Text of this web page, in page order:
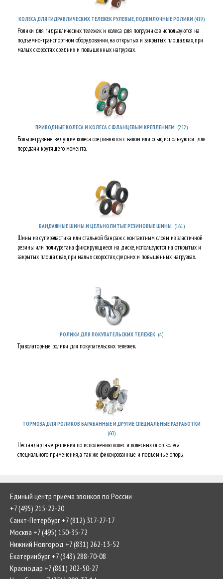
КОЛЕСА ДЛЯ ГИДРАВЛИЧЕСКИХ ТЕЛЕЖЕК РУЛЕВЫЕ, ПОДВИЛОЧНЫЕ РОЛИКИ (419)
Ролики для гидравлических тележек и колеса для погрузчиков используются на
подъемно-транспортном оборудовании, на открытых и закрытых площадках, при
малых скоростях, средних и повышенных нагрузках.
ПРИВОДНЫЕ КОЛЕСА И КОЛЕСА С ФЛАНЦЕВЫМ КРЕПЛЕНИЕМ (252)
Большегрузные ведущие колеса соединяются с валом или осью, используются для
передачи крутящего момента.
БАНДАЖНЫЕ ШИНЫ И ЦЕЛЬНОЛИТЫЕ РЕЗИНОВЫЕ ШИНЫ (161)
Шины из суперэластика или стальной бандаж с контактным слоем из эластичной
резины или полиуретана фиксирующиеся на диске, используются на открытых и
закрытых площадках, при малых скоростях, средних и повышенных нагрузках.
РОЛИКИ ДЛЯ ПОКУПАТЕЛЬСКИХ ТЕЛЕЖЕК (4)
Траволаторные ролики для покупательских тележек.
ТОРМОЗА ДЛЯ РОЛИКОВ БАРАБАННЫЕ И ДРУГИЕ СПЕЦИАЛЬНЫЕ РАЗРАБОТКИ
(60)
Нестандартные решения по исполнению колес и колесных опор, колеса
специального применения, а так же фиксированные и подъемные опоры.
Единый центр приёма звонков по России
+7 (495) 215-22-20
Санкт-Петербург +7 (812) 317-27-17
Москва +7 (495) 150-35-72
Нижний Новгород +7 (831) 262-13-52
Екатеринбург +7 (343) 288-70-08
Краснодар +7 (861) 202-50-27